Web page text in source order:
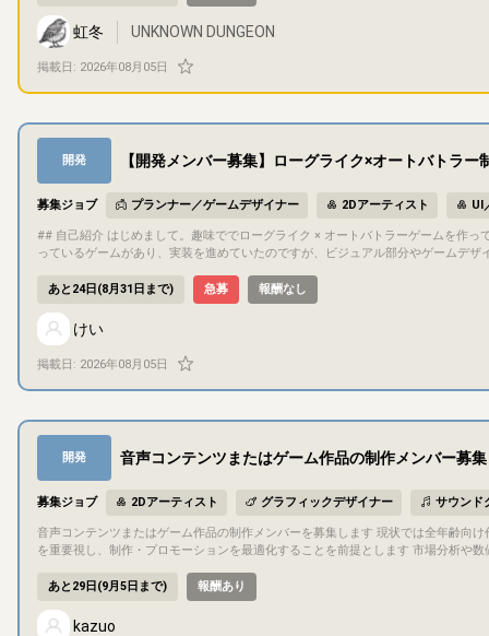
ました。 ・ライトの効果を明るくしました。 ・ライトの制限時間を短くしまし
た。 ・プレイヤーの移動速度を遅くしました。 ・マップの大きさを狭くしました。 ・敵や宝箱の配置を大きく変更しました。 ・隠しギミックを追加しました。 ・
敵のダメージ量と移動速度を変更しました。 ・ボスエネミーのダメージを変更しました ## 目的・目標 最終目標 steamでの販売。 今回のテストプレイ目
難易度調整。 ## ゲーム内容 攻略情報のないダンジョンを木の棒と魔法弾を駆使して攻略しましょう。 初期アイテムは回復アイテム3つだけですが、襲ってくる敵
を慎重に倒し先を目指しましょう。 ## サポート要望 グ―グルフォームに以下のことを入力していただきます。 ・クリアタイム ・クリア時の体力 ・挑戦回数 ## コ
ミュニケーション方法 こちらのサイトのチャット欄を活用させていただきます
虹冬 UNKNOWN DUNGEON
掲載日: 2026年08月05日
開発 【開発メンバー募集】ローグライク×オートバトラ
募集ジョブ プランナー／ゲームデザイナー 2Dアーティスト UI
## 自己紹介 はじめまして。趣味ででローグライク × オートバトラーゲームを作っている「けい」です。 普段はゲーム会社でエンジニアをやっています。 趣味で作
っているゲームがあり、実装を進めていたのですが、ビジュアル部分やゲームデ
ot (mono) / C# プラットフォーム：PC / Mobile 添付した画像の中に「バトル中
業 行っていただきたい作業は下記のような作業になります。 ・2Dアーティスト作業全般 ・ゲームデザイナー業務（ゲームの企画、基本仕様、システム仕様の決定
） すべてを一人で担っていただく前提ではありません。 下記のうち、興味のある部分がありましたらCAMPのメッセージ機能から是非ご応募ください。 ※ローグラ
イク、TFTといったオートチェスやオートバトラー等が好きな方を歓迎しています。 ・【2Dアーティスト】キャラクター：ドットキャラクターのスプライトと
メーション追加 ・【2Dアーティスト】アイコン：アイテム等のインゲーム部分
部分 ・【2Dアーティスト】エフェクト（VFX） バトル時のエフェクト作成 ・【ゲーム
あと24日(8月31日まで) 急募 報酬なし
けい
掲載日: 2026年08月05日
開発 音声コンテンツまたはゲーム作品の制作メンバー募集
募集ジョブ 2Dアーティスト グラフィックデザイナー サウンド
音声コンテンツまたはゲーム作品の制作メンバーを募集します 現状では全年齢向け作品、主にDLsiteで
を重要視し、制作・プロモーションを最適化することを前提とします 市場分析や
ていますので それらを利用しつつもご参加いただいたメンバーのこだわりを盛
構成や意向により変更する可能性があります ## 制作期間について 年内には何らかの形で作品を発表したいと考えていますが 外注作業が多くなる場合はリードタイ
ムの影響を受けるなど、体制に応じた不確定要素が増えることが予測されるため、見直しを行う可能性があります ##
あと29日(9月5日まで) 報酬あり
kazuo